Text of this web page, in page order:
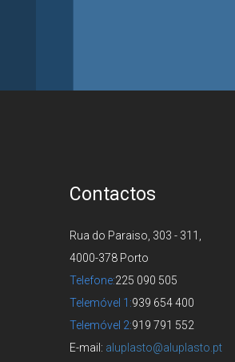
Contactos
Rua do Paraiso, 303 - 311,
4000-378 Porto
Telefone:225 090 505
Telemóvel 1:939 654 400
Telemóvel 2:919 791 552
E-mail: aluplasto@aluplasto.pt